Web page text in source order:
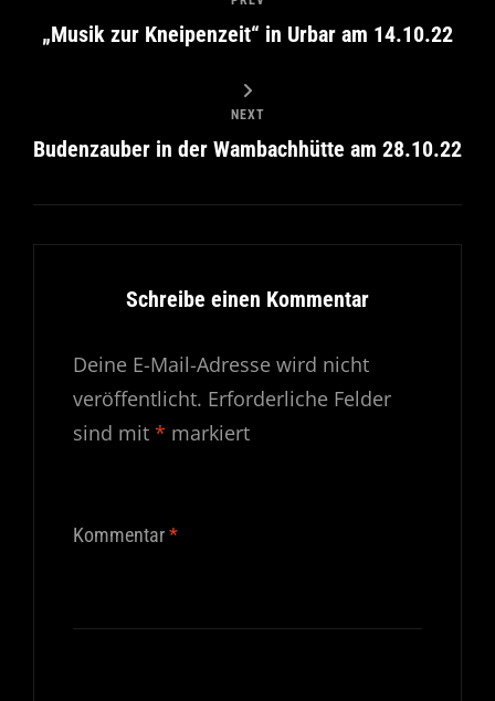
„Musik zur Kneipenzeit“ in Urbar am 14.10.22
NEXT
Budenzauber in der Wambachhütte am 28.10.22
Schreibe einen Kommentar
Deine E-Mail-Adresse wird nicht
veröffentlicht. Erforderliche Felder
sind mit * markiert
Kommentar*